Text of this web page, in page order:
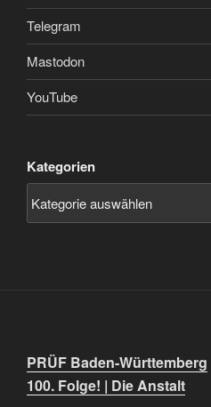
Telegram
Mastodon
YouTube
Kategorien
PRÜF Baden-Württemberg
100. Folge! | Die Anstalt